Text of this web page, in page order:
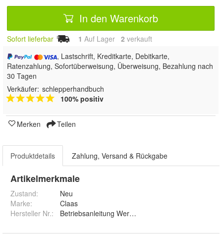
In den Warenkorb
Sofort lieferbar 1 Auf Lager 2 verkauft
, Lastschrift, Kreditkarte, Debitkarte,
Ratenzahlung, Sofortüberweisung, Überweisung, Bezahlung nach
30 Tagen
Verkäufer: schlepperhandbuch
100% positiv
Merken Teilen
Produktdetails Zahlung, Versand & Rückgabe
Artikelmerkmale
Zustand:
Neu
Marke:
Claas
Hersteller Nr.:
Betriebsanleitung Werkstatthandbuch